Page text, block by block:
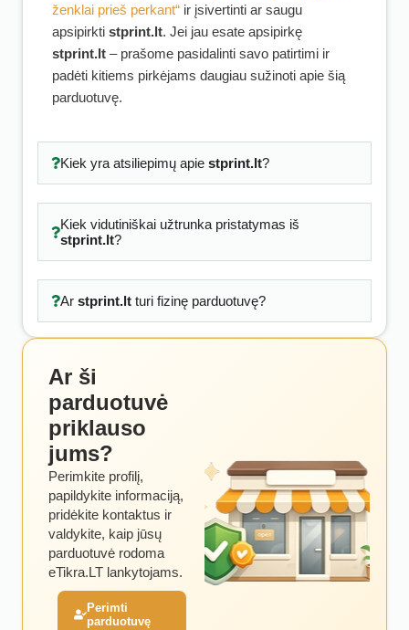
ženklai prieš perkant“ ir įsivertinti ar saugu
apsipirkti stprint.lt. Jei jau esate apsipirkę
stprint.lt – prašome pasidalinti savo patirtimi ir
padėti kitiems pirkėjams daugiau sužinoti apie šią
parduotuvę.
Kiek yra atsiliepimų apie stprint.lt?
Kiek vidutiniškai užtrunka pristatymas iš
stprint.lt?
Ar stprint.ltturi fizinę parduotuvę?
Ar ši
parduotuvė
priklauso
jums?
Perimkite profilį,
papildykite informaciją,
pridėkite kontaktus ir
valdykite, kaip jūsų
parduotuvė rodoma
eTikra.LT lankytojams.
Perimti
parduotuvę